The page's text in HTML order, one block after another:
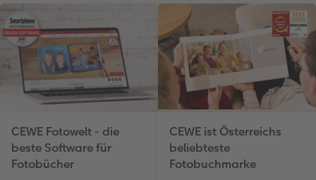
CEWE Fotowelt - die
beste Software für
Fotobücher
CEWE ist Österreichs
beliebteste
Fotobuchmarke